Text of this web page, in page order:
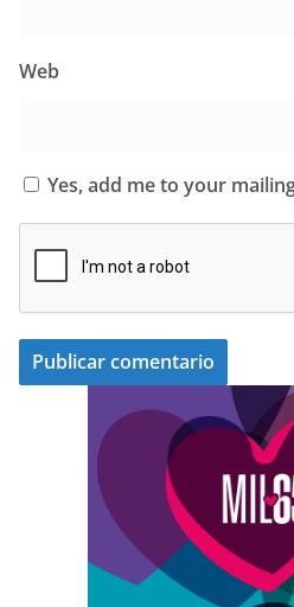
Web
Yes, add me to your